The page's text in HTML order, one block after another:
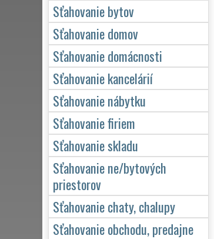
Sťahovanie bytov
Sťahovanie domov
Sťahovanie domácnosti
Sťahovanie kancelárií
Sťahovanie nábytku
Sťahovanie firiem
Sťahovanie skladu
Sťahovanie ne/bytových
priestorov
Sťahovanie chaty, chalupy
Sťahovanie obchodu, predajne